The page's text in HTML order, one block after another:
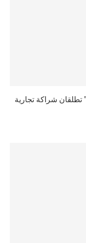
تطلقان شراكة تجارية